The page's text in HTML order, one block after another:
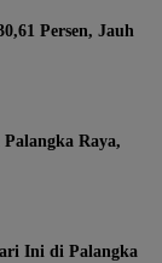
Persen, Jauh
Raya,
Ini di Palangka